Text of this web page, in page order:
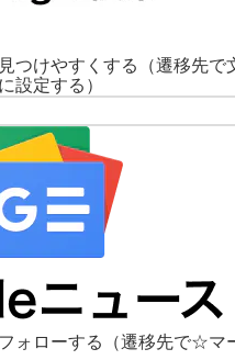
つけやすくする
（遷移先で
設定する）
ォローする
（遷移先で☆マ